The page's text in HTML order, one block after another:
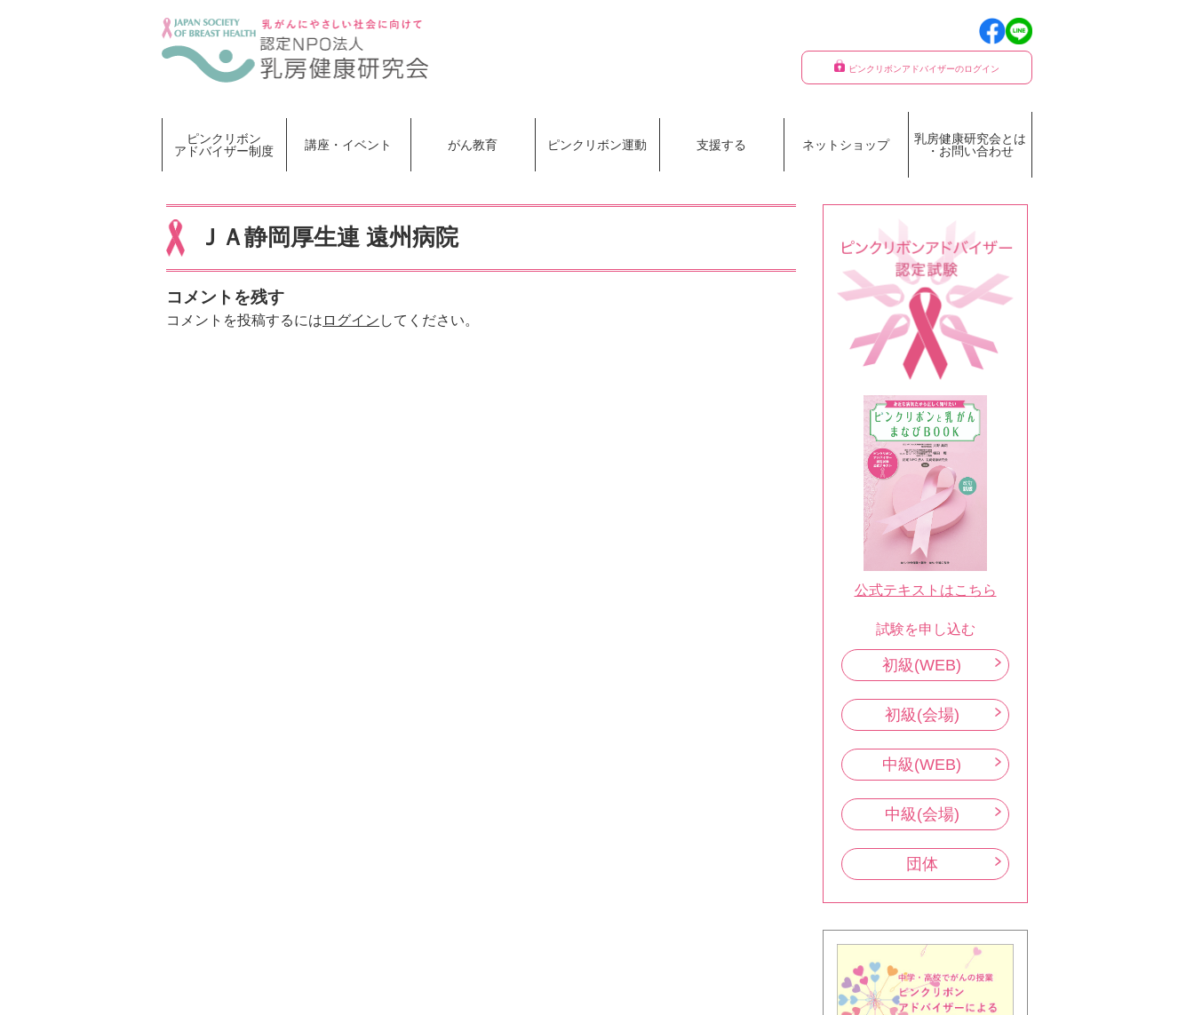
ピンクリボンアドバイザーのログイン
ピンクリボン
アドバイザー制度
講座・イベント がん教育 ピンクリボン運動 支援する ネットショップ
乳房健康研究会とは
・お問い合わせ
ＪＡ静岡厚生連 遠州病院
コメントを残す
コメントを投稿するには ログイン してください。
公式テキストはこちら
試験を申し込む
初級(WEB)
初級(会場)
中級(WEB)
中級(会場)
団体